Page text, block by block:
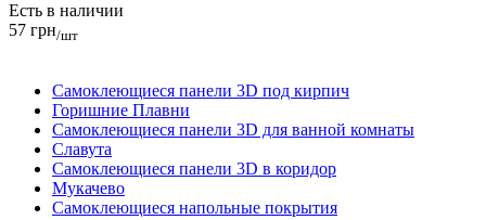
Есть в наличии
57 грн/шт
Самоклеющиеся панели 3D под кирпич
Горишние Плавни
Самоклеющиеся панели 3D для ванной комнаты
Славута
Самоклеющиеся панели 3D в коридор
Мукачево
Самоклеющиеся напольные покрытия